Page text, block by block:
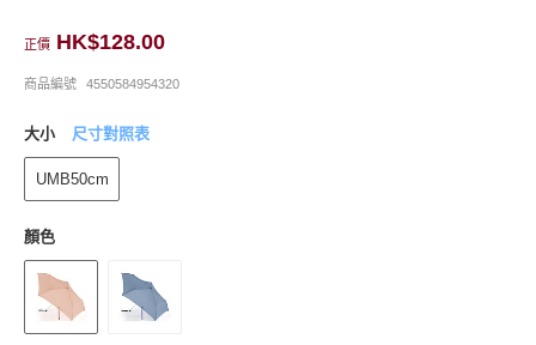
正價 HK$128.00
商品編號 4550584954320
大小 尺寸對照表
UMB50cm
顏色